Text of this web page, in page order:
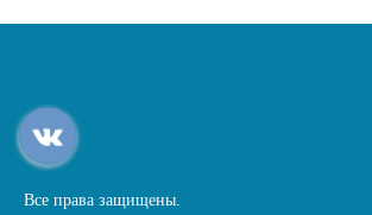
Все права защищены.